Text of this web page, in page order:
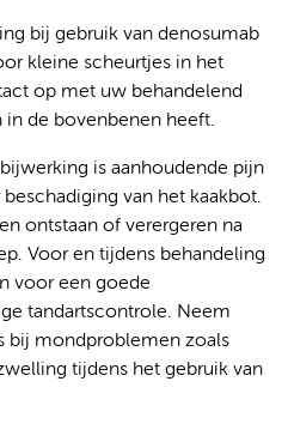
bij gebruik van denosumab
kleine scheurtjes in het
op met uw behandelend
in de bovenbenen heeft.
is aanhoudende pijn
van het kaakbot.
ontstaan of verergeren na
Voor en tijdens behandeling
voor een goede
tandartscontrole. Neem
bij mondproblemen zoals
tijdens het gebruik van